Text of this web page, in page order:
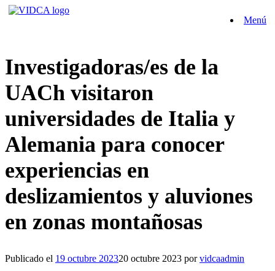
Saltar
Menú
Investigadoras/es de la
UACh visitaron
universidades de Italia y
Alemania para conocer
experiencias en
deslizamientos y aluviones
en zonas montañosas
Publicado el 19 octubre 202320 octubre 2023 porvidcaadmin